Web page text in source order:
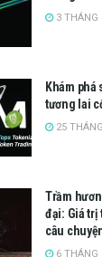
3 THÁNG
Khám phá
tương lai
25
Trầm
đại: Giá trị
câu
6 THÁNG